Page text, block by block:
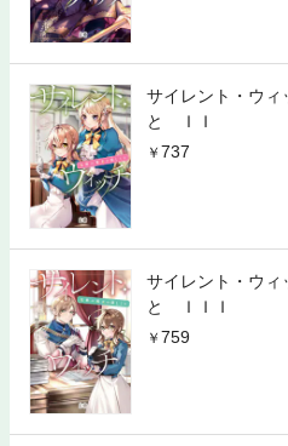
サイレント・ウ
と ＩＩ
737
サイレント・ウ
と ＩＩＩ
759